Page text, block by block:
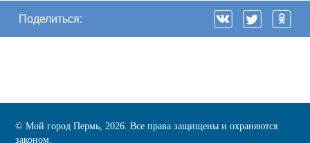
Поделиться:
© Мой город Пермь, 2026. Все права защищены и охраняются
законом.